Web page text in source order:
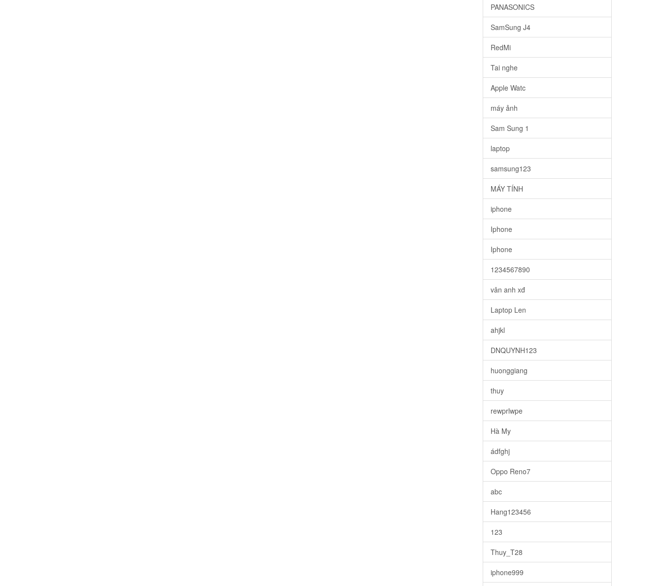
PANASONICS
SamSung J4
RedMi
Tai nghe
Apple Watc
máy ảnh
Sam Sung 1
laptop
samsung123
MÁY TÍNH
iphone
Iphone
Iphone
1234567890
vân anh xđ
Laptop Len
ahjkl
DNQUYNH123
huonggiang
thuy
rewprlwpe
Hà My
ádfghj
Oppo Reno7
abc
Hang123456
123
Thuy_T28
iphone999